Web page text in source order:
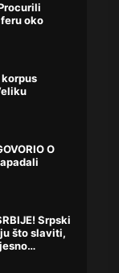
oko
korpus
O
Srpski
što slaviti,